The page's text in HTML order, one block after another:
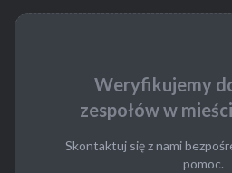
Weryfikujemy
zespołów w
Skontaktuj się z nami
pomoc.